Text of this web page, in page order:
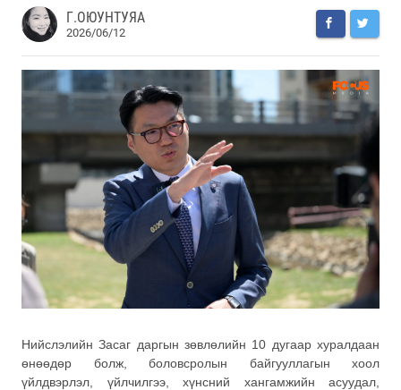
Г.ОЮУНТУЯА
2026/06/12
Нийслэлийн Засаг даргын зөвлөлийн 10 дугаар хуралдаан
өнөөдөр болж, боловсролын байгууллагын хоол
үйлдвэрлэл, үйлчилгээ, хүнсний хангамжийн асуудал,